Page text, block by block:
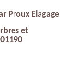
Proux Elagage
et